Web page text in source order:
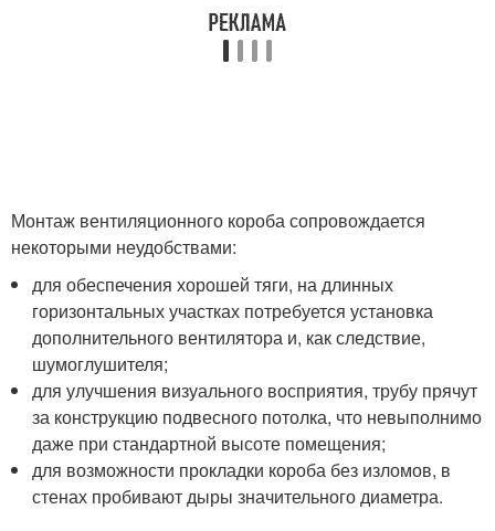
Монтаж вентиляционного короба сопровождается
некоторыми неудобствами:
для обеспечения хорошей тяги, на длинных
горизонтальных участках потребуется установка
дополнительного вентилятора и, как следствие,
шумоглушителя;
для улучшения визуального восприятия, трубу прячут
за конструкцию подвесного потолка, что невыполнимо
даже при стандартной высоте помещения;
для возможности прокладки короба без изломов, в
стенах пробивают дыры значительного диаметра.